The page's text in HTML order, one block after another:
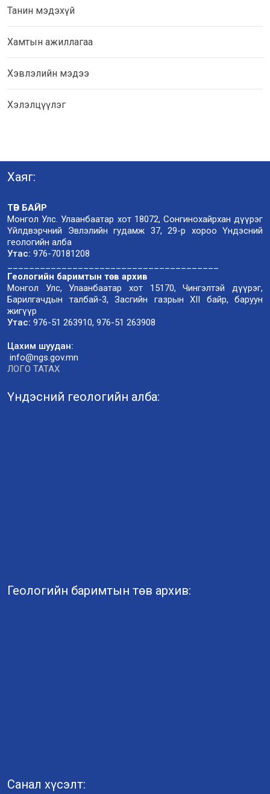
Танин мэдэхүй
Хамтын ажиллагаа
Хэвлэлийн мэдээ
Хэлэлцүүлэг
Хаяг:
ТӨВ БАЙР
Монгол Улс. Улаанбаатар хот 18072, Сонгинохайрхан дүүрэг
Үйлдвэрчний Эвлэлийн гудамж 37, 29-р хороо Үндэсний
геологийн алба
Утас: 976-70181208
Геологийн баримтын төв архив
Монгол Улс, Улаанбаатар хот 15170, Чингэлтэй дүүрэг,
Барилгачдын талбай-3, Засгийн газрын XII байр, баруун
жигүүр
Утас: 976-51 263910, 976-51 263908
Цахим шуудан:
info@ngs.gov.mn
ЛОГО ТАТАХ
Үндэсний геологийн алба:
Геологийн баримтын төв архив:
Санал хүсэлт: